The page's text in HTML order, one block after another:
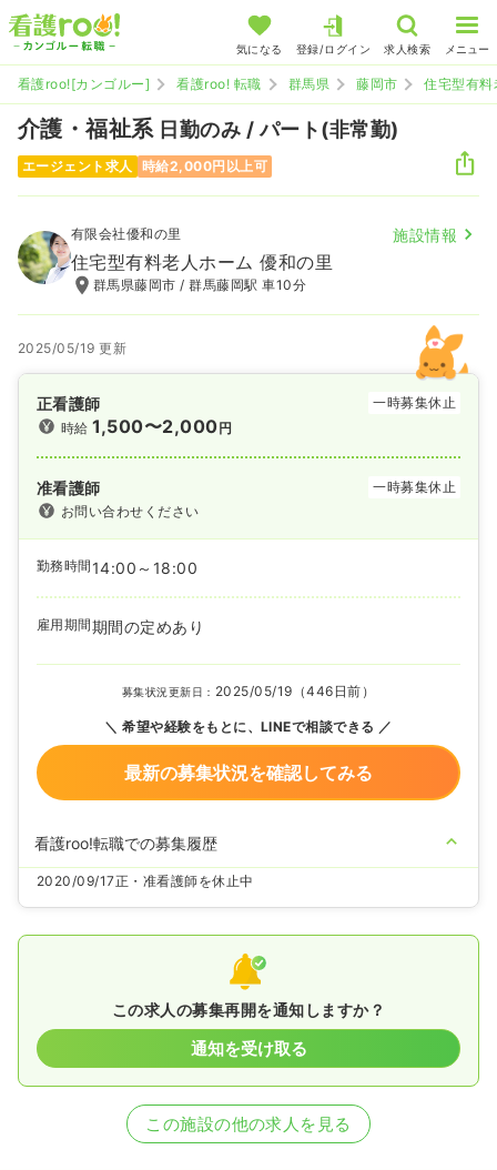
気になる 登録/ログイン 求人検索 メニュー
看護roo![カンゴルー] 看護roo! 転職 群馬県 藤岡市 住宅型有
介護・福祉系 日勤のみ / パート(非常勤)
エージェント求人 時給2,000円以上可
有限会社優和の里 施設情報
住宅型有料老人ホーム 優和の里
群馬県藤岡市 / 群馬藤岡駅 車10分
2025/05/19 更新
正看護師
一時募集休止
時給1,500〜2,000円
准看護師
一時募集休止
お問い合わせください
勤務時間 14:00～18:00
雇用期間期間の定めあり
募集状況更新日： 2025/05/19（446日前）
希望や経験をもとに、LINEで相談できる
最新の募集状況を確認してみる
看護roo!転職での募集履歴
2020/09/17正・准看護師を休止中
この求人の募集再開を通知しますか？
通知を受け取る
この施設の他の求人を見る